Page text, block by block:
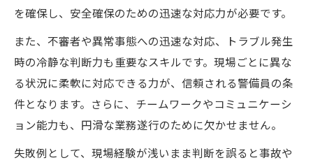
を確保し、安全確保のための迅速な対応力が必要です。
また、不審者や異常事態への迅速な対応、トラブル発生
時の冷静な判断力も重要なスキルです。現場ごとに異な
る状況に柔軟に対応できる力が、信頼される警備員の条
件となります。さらに、チームワークやコミュニケーシ
ョン能力も、円滑な業務遂行のために欠かせません。
失敗例として、現場経験が浅いまま判断を誤ると事故や